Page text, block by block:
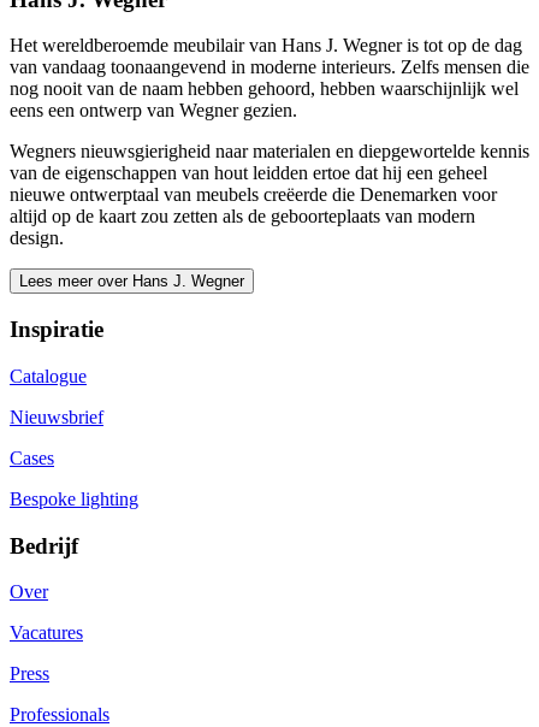
Het wereldberoemde meubilair van Hans J. Wegner is tot op de dag
van vandaag toonaangevend in moderne interieurs. Zelfs mensen die
nog nooit van de naam hebben gehoord, hebben waarschijnlijk wel
eens een ontwerp van Wegner gezien.
Wegners nieuwsgierigheid naar materialen en diepgewortelde kennis
van de eigenschappen van hout leidden ertoe dat hij een geheel
nieuwe ontwerptaal van meubels creëerde die Denemarken voor
altijd op de kaart zou zetten als de geboorteplaats van modern
design.
Lees meer over Hans J. Wegner
Inspiratie
Catalogue
Nieuwsbrief
Cases
Bespoke lighting
Bedrijf
Over
Vacatures
Press
Professionals